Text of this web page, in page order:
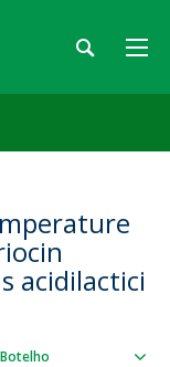
acidilactici